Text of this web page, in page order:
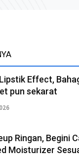
Effect,
pun sekarat
Ringan, Begini
Moisturizer